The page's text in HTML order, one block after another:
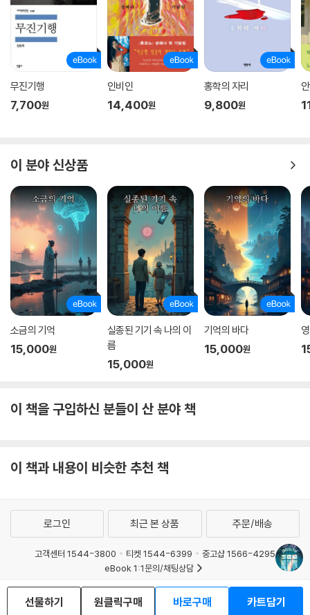
무진기행
7,700원
인비인
14,400원
홍학의 자리
9,800원
이 분야 신상품
소금의 기억
15,000원
실종된 기기 속 나의 이
름
15,000원
기억의 바다
15,000원
이 책을 구입하신 분들이 산 분야 책
이 책과 내용이 비슷한 추천 책
선물하기 원클릭구매 바로구매 카트담기
로그인 최근 본 상품 주문/배송
고객센터 1544-3800 티켓 1544-6399
중고샵 1566-4295
eBook 1:1문의/채팅상담
예스이십사(주) 사업자 정보
이용약관
개인정보처리방침 청소년보호정책